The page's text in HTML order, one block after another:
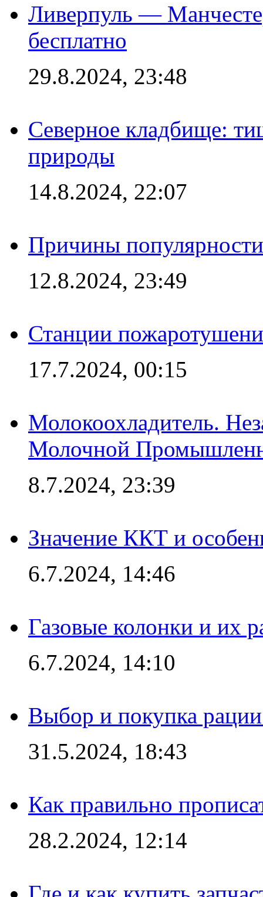
Ливерпуль —
бесплатно
29.8.2024, 23:48
Северное кладбище:
природы
14.8.2024, 22:07
Причины
12.8.2024, 23:49
Станции
17.7.2024, 00:15
Молокоохладитель.
Молочной
8.7.2024, 23:39
Значение ККТ и
6.7.2024, 14:46
Газовые колонки и их
6.7.2024, 14:10
Выбор и покупка
31.5.2024, 18:43
Как правильно
28.2.2024, 12:14